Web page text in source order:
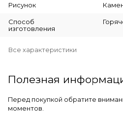
Рисунок
Способ
изготовления
Все характеристики
Полезная
Перед покупкой обратите
моментов.